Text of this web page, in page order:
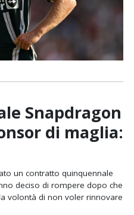
Snapdragon
di maglia:
un contratto quinquennale
deciso di rompere dopo che
volontà di non voler rinnovare